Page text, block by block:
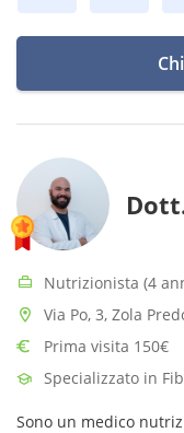
Nutrizionista (4
Via Po, 3, Zola
Prima visita 150€
Specializzato in
Sono un medico